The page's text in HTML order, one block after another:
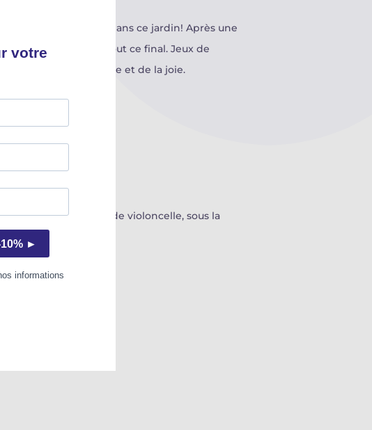
règnent en maître dans ce jardin! Après une
la matière de tout ce final. Jeux de
de la lumière et de la joie.
Classe d’Excellence de violoncelle, sous la